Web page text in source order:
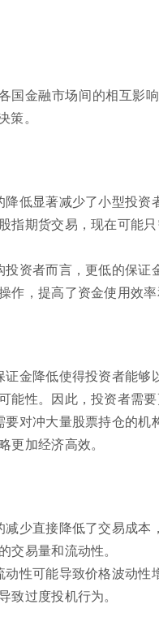
国金融市场间的相互影
。
降低显著减少了小型投
指期货交易，现在可能
投资者而言，更低的保
作，提高了资金使用效率
金降低使得投资者能够
能性。因此，投资者需要
要对冲大量股票持仓的
更加经济高效。
减少直接降低了交易成
交易量和流动性。
性可能导致价格波动
致过度投机行为。